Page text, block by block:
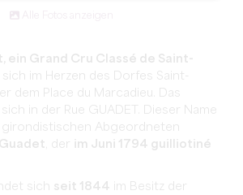
ein Grand Cru Classé de Saint-
sich im Herzen des Dorfes Saint-
dem Place du Marcadieu. Das
in der Rue GUADET. Dieser Name
girondistischen Abgeordneten
, der
im Juni 1794 guilliotiné
sich seit 1844 im Besitz der